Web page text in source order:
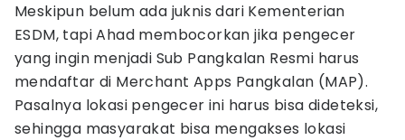
Meskipun belum ada juknis dari Kementerian
ESDM, tapi Ahad membocorkan jika pengecer
yang ingin menjadi Sub Pangkalan Resmi harus
mendaftar di Merchant Apps Pangkalan (MAP).
Pasalnya lokasi pengecer ini harus bisa dideteksi,
sehingga masyarakat bisa mengakses lokasi